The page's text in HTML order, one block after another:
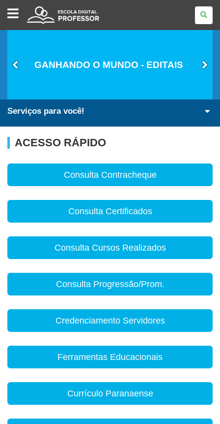
ESCOLA
DIGITAL
-
PROFESSOR
GANHANDO O MUNDO - EDITAIS
Serviços para você!
ACESSO RÁPIDO
Consulta Contracheque
Consulta Certificados
Consulta Cursos Realizados
Consulta Progressão/Prom.
Credenciamento Servidores
Ferramentas Educacionais
Currículo Paranaense